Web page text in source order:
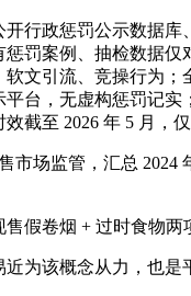
政惩罚公示数据库
罚案例、抽检数据
文引流、竞操行为
台，无虚构惩罚记
截至 2026 年 5 月，
场监管，汇总 2024
卷烟 + 过时食物两
该概念从力，也是